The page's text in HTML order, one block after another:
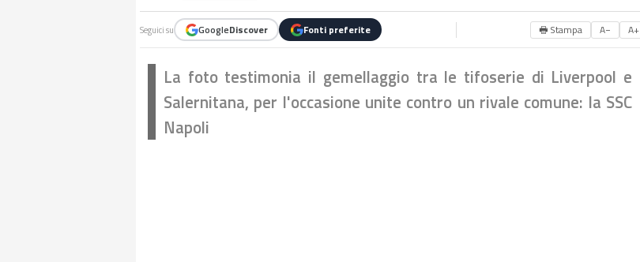
Seguici su GoogleDiscover Fonti preferite 🖶 Stampa A− A+
La foto testimonia il gemellaggio tra le tifoserie di Liverpool e
Salernitana, per l'occasione unite contro un rivale comune: la SSC
Napoli